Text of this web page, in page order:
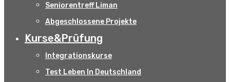
Seniorentreff Liman
Abgeschlossene Projekte
Kurse&Prüfung
Integrationskurse
Test Leben In Deutschland